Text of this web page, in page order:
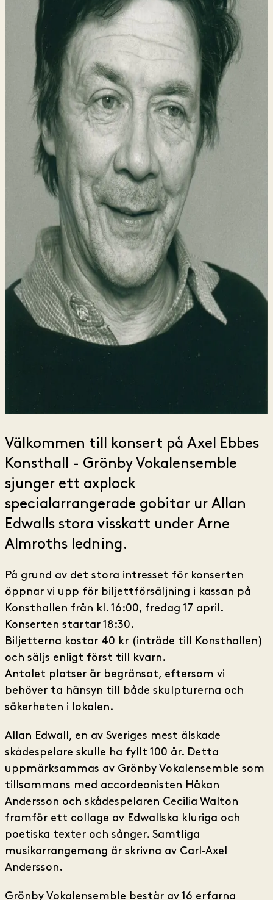
Välkommen till konsert på Axel Ebbes
Konsthall - Grönby Vokalensemble
sjunger ett axplock
specialarrangerade gobitar ur Allan
Edwalls stora visskatt under Arne
Almroths ledning.
På grund av det stora intresset för konserten
öppnar vi upp för biljettförsäljning i kassan på
Konsthallen från kl. 16:00, fredag 17 april.
Konserten startar 18:30.
Biljetterna kostar 40 kr (inträde till Konsthallen)
och säljs enligt först till kvarn.
Antalet platser är begränsat, eftersom vi
behöver ta hänsyn till både skulpturerna och
säkerheten i lokalen.
Allan Edwall, en av Sveriges mest älskade
skådespelare skulle ha fyllt 100 år. Detta
uppmärksammas av Grönby Vokalensemble som
tillsammans med accordeonisten Håkan
Andersson och skådespelaren Cecilia Walton
framför ett collage av Edwallska kluriga och
poetiska texter och sånger. Samtliga
musikarrangemang är skrivna av Carl-Axel
Andersson.
Grönby Vokalensemble består av 16 erfarna